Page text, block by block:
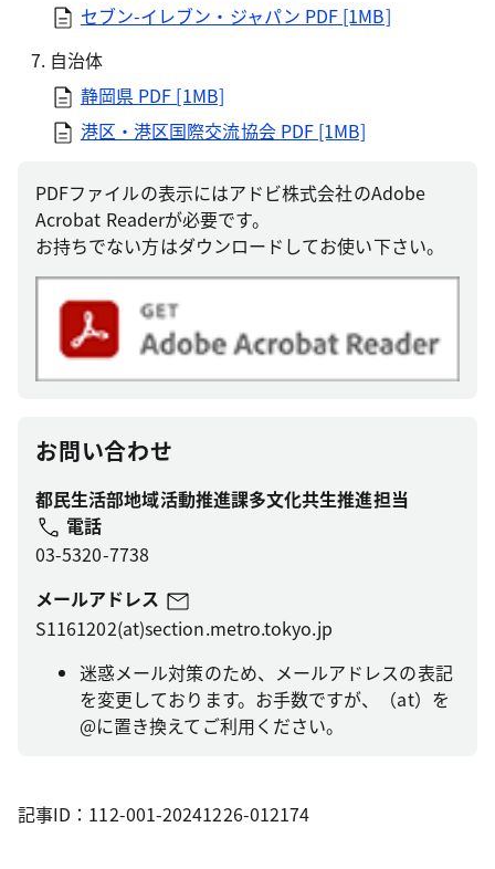
セブン-イレブン・ジャパン PDF [1MB]
自治体
静岡県 PDF [1MB]
港区・港区国際交流協会 PDF [1MB]
PDFファイルの表示にはアドビ株式会社のAdobe
Acrobat Readerが必要です。
お持ちでない方はダウンロードしてお使い下さい。
お問い合わせ
都民生活部地域活動推進課多文化共生推進担当
電話
03-5320-7738
メールアドレス
S1161202(at)section.metro.tokyo.jp
迷惑メール対策のため、メールアドレスの表記
を変更しております。お手数ですが、（at）を
@に置き換えてご利用ください。
記事ID：112-001-20241226-012174